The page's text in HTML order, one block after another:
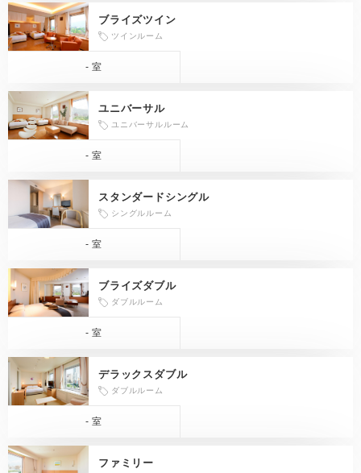
ブライズツイン
ツインルーム
- 室
ユニバーサル
ユニバーサルルーム
- 室
スタンダードシングル
シングルルーム
- 室
ブライズダブル
ダブルルーム
- 室
デラックスダブル
ダブルルーム
- 室
ファミリー